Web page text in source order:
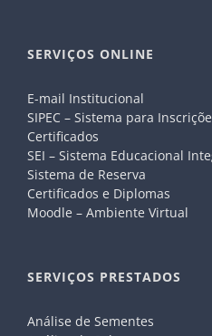
SERVIÇOS ONLINE
E-mail Institucional
SIPEC – Sistema para
Certificados
SEI – Sistema Educacional
Sistema de Reserva
Certificados e Diplomas
Moodle – Ambiente Virtual
SERVIÇOS PRESTADOS
Análise de Sementes